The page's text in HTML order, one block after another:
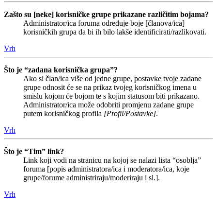
Zašto su [neke] korisničke grupe prikazane različitim bojama?
Administrator/ica foruma određuje boje [članova/ica]
korisničkih grupa da bi ih bilo lakše identificirati/razlikovati.
Vrh
Što je “zadana korisnička grupa”?
Ako si član/ica više od jedne grupe, postavke tvoje zadane
grupe odnosit će se na prikaz tvojeg korisničkog imena u
smislu kojom će bojom te s kojim statusom biti prikazano.
Administrator/ica može odobriti promjenu zadane grupe
putem korisničkog profila [Profil/Postavke].
Vrh
Što je “Tim” link?
Link koji vodi na stranicu na kojoj se nalazi lista “osoblja”
foruma [popis administratora/ica i moderatora/ica, koje
grupe/forume administriraju/moderiraju i sl.].
Vrh